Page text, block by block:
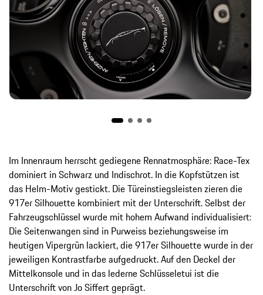
Im Innenraum herrscht gediegene Rennatmosphäre: Race-Tex
dominiert in Schwarz und Indischrot. In die Kopfstützen ist
das Helm-Motiv gestickt. Die Türeinstiegsleisten zieren die
917er Silhouette kombiniert mit der Unterschrift. Selbst der
Fahrzeugschlüssel wurde mit hohem Aufwand individualisiert:
Die Seitenwangen sind in Purweiss beziehungsweise im
heutigen Vipergrün lackiert, die 917er Silhouette wurde in der
jeweiligen Kontrastfarbe aufgedruckt. Auf den Deckel der
Mittelkonsole und in das lederne Schlüsseletui ist die
Unterschrift von Jo Siffert geprägt.